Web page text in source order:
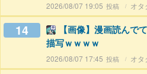
2026/08/07 19:05 オタ
14
【画像】漫画読ん
描写ｗｗｗｗ
2026/08/07 17:45 オタ